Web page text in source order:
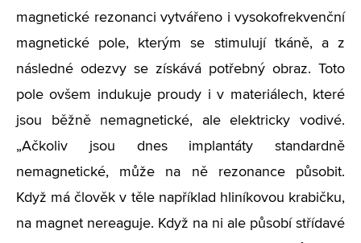
magnetické rezonanci vytvářeno i vysokofrekvenční
magnetické pole, kterým se stimulují tkáně, a z
následné odezvy se získává potřebný obraz. Toto
pole ovšem indukuje proudy i v materiálech, které
jsou běžně nemagnetické, ale elektricky vodivé.
„Ačkoliv jsou dnes implantáty standardně
nemagnetické, může na ně rezonance působit.
Když má člověk v těle například hliníkovou krabičku,
na magnet nereaguje. Když na ni ale působí střídavé